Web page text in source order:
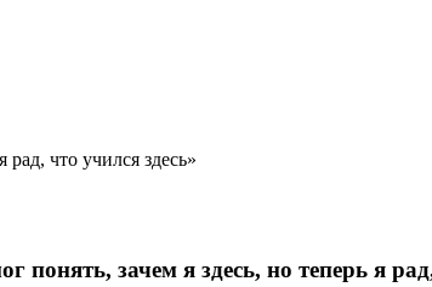
рад, что учился здесь»
понять, зачем я здесь, но теперь я